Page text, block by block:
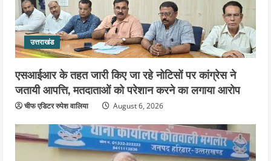
उत्तराखंड
एसआईआर के तहत जारी किए जा रहे नोटिसों पर कांग्रेस ने
जतायी आपत्ति, मतदाताओं को परेशान करने का लगाया आरोप
चीफ एडिटर रुपेश वालिया August 6, 2026